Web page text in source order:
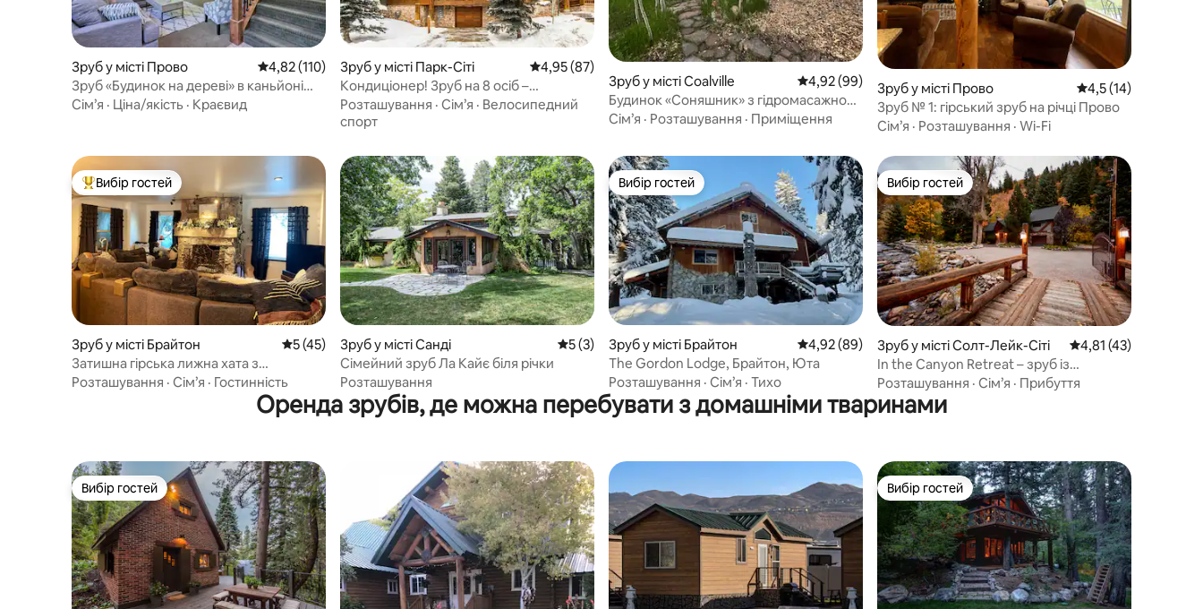
Зруб у місті Прово Середня оцінка: 4,82 з 5, відгуки: 110
4,82 (110)
Зруб «Будинок на дереві» в каньйоні
Прово з видом на гори
Сім’я · Ціна/якість · Краєвид
Зруб у місті Парк-Сіті Середня оцінка: 4,95 з 5, відгуки: 87
4,95 (87)
Кондиціонер! Зруб на 8 осіб –
2 спальні/2,5 ванні кімнати
1500 кв. футів
Розташування · Сім’я · Велосипедний
спорт
Зруб у місті Coalville Середня оцінка: 4,92 з 5, відгуки: 99
4,92 (99)
Будинок «Соняшник» з гідромасажною
ванною над Парк-Сіті
Сім’я · Розташування · Приміщення
Зруб у місті Прово Середня оцінка: 4,5
4,5 (14)
Зруб № 1: гірський зруб на річці Прово
Сім’я · Розташування · Wi-Fi
Топ вибір гостей
Вибір гостей
Зруб у місті Брайтон Середня оцінка: 5 з 5, відгуки: 45
5 (45)
Затишна гірська лижна хата з
гідромасажною ванною
Розташування · Сім’я · Гостинність
Зруб у місті Санді Середня оцінка: 5 з 5, відгуки: 3
5 (3)
Сімейний зруб Ла Кайє біля річки
Розташування
Вибір гостей
Вибір гостей
Зруб у місті Брайтон Середня оцінка: 4,92 з 5, відгуки: 89
4,92 (89)
The Gordon Lodge, Брайтон, Юта
Розташування · Сім’я · Тихо
Вибір гостей
Вибір гостей
Зруб у місті Солт-Лейк-Сіті Середня оцінка: 4,81
4,81 (43)
In the Canyon Retreat – зруб із
гідромасажною ванною
Розташування · Сім’я · Прибуття
Оренда зрубів, де можна перебувати з домашніми тваринами
Вибір гостей
Вибір гостей Вибір гостей
Вибір гостей